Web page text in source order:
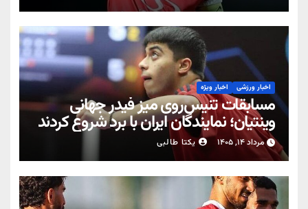
اخبار ورزشی اخبار ویژه
مسابقات تنیس‌روی میز فیدر جهانی
وینتیان؛ نمایندگان ایران با برد شروع کردند
مرداد ۱۴, ۱۴۰۵ یکتا طالبی